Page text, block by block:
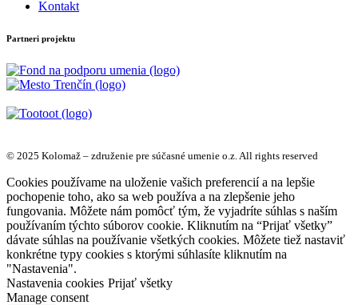
Kontakt
Partneri projektu
© 2025 Kolomaž – združenie pre súčasné umenie o.z. All rights reserved
Cookies používame na uloženie vašich preferencií a na lepšie
pochopenie toho, ako sa web používa a na zlepšenie jeho
fungovania. Môžete nám pomôcť tým, že vyjadríte súhlas s naším
používaním týchto súborov cookie. Kliknutím na “Prijať všetky”
dávate súhlas na používanie všetkých cookies. Môžete tiež nastaviť
konkrétne typy cookies s ktorými súhlasíte kliknutím na
"Nastavenia".
Nastavenia cookies Prijať všetky
Manage consent